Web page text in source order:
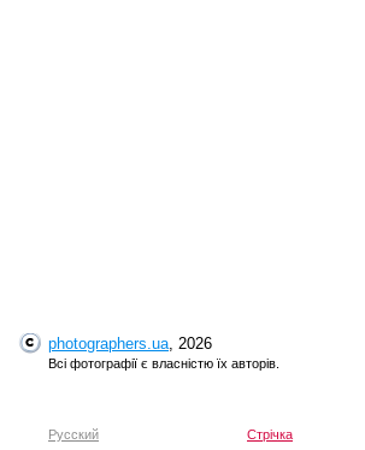
photographers.ua, 2026
Всі фотографії є власністю їх авторів.
Русский
Стрічка